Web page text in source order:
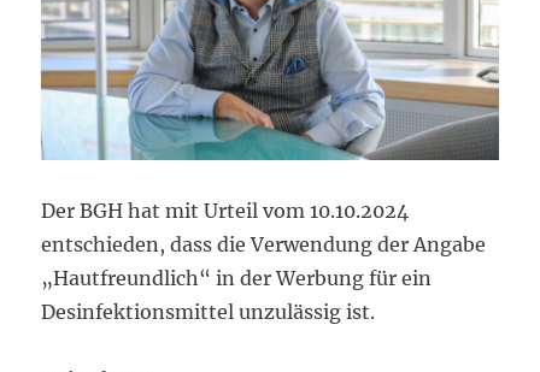
Der BGH hat mit Urteil vom 10.10.2024
entschieden, dass die Verwendung der Angabe
„Hautfreundlich“ in der Werbung für ein
Desinfektionsmittel unzulässig ist.